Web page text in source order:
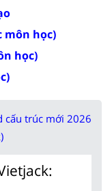
môn học)
học)
cấu trúc mới 2026